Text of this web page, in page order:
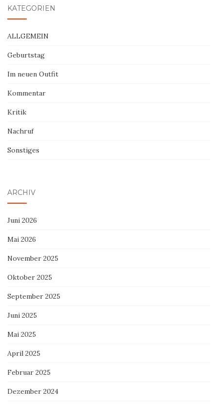
KATEGORIEN
ALLGEMEIN
Geburtstag
Im neuen Outfit
Kommentar
Kritik
Nachruf
Sonstiges
ARCHIV
Juni 2026
Mai 2026
November 2025
Oktober 2025
September 2025
Juni 2025
Mai 2025
April 2025
Februar 2025
Dezember 2024